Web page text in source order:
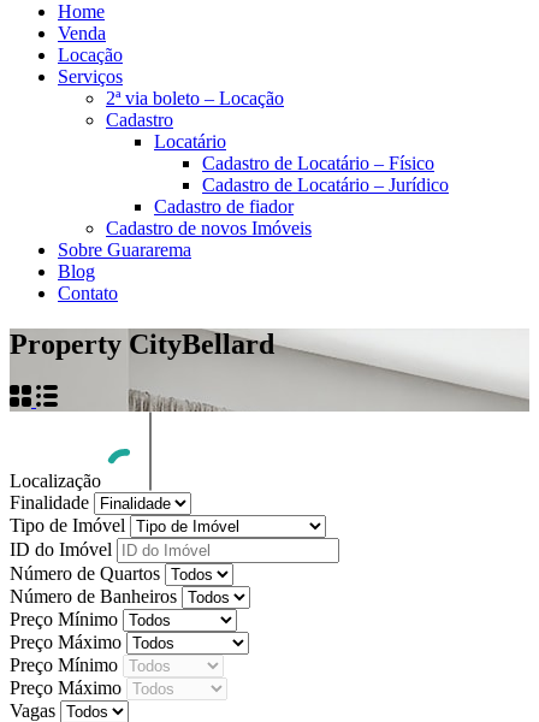
Home
Venda
Locação
Serviços
2ª via boleto – Locação
Cadastro
Locatário
Cadastro de Locatário – Físico
Cadastro de Locatário – Jurídico
Cadastro de fiador
Cadastro de novos Imóveis
Sobre Guararema
Blog
Contato
Property CityBellard
Localização
Finalidade
Tipo de Imóvel
ID do Imóvel
Número de Quartos
Número de Banheiros
Preço Mínimo
Preço Máximo
Preço Mínimo
Preço Máximo
Vagas